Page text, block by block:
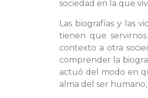
sociedad en la que
Las biografías y las
tienen que
contexto a otra
comprender la
actuó del modo en
alma del ser